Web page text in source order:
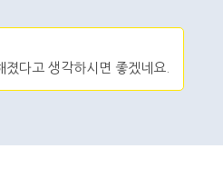
다고 생각하시면 좋겠네요.